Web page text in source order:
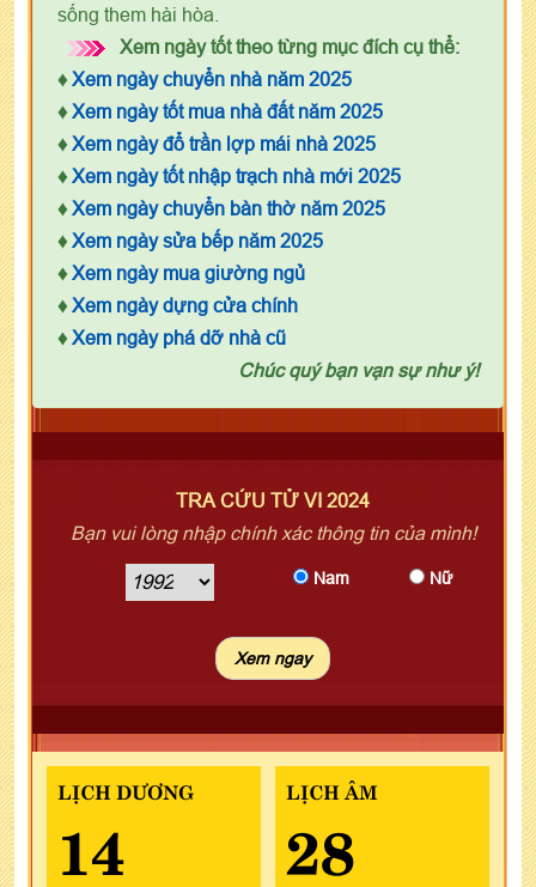
sống them hài hòa.
Xem ngày tốt theo từng mục đích cụ thể:
♦ Xem ngày chuyển nhà năm 2025
♦ Xem ngày tốt mua nhà đất năm 2025
♦ Xem ngày đổ trần lợp mái nhà 2025
♦ Xem ngày tốt nhập trạch nhà mới 2025
♦ Xem ngày chuyển bàn thờ năm 2025
♦ Xem ngày sửa bếp năm 2025
♦ Xem ngày mua giường ngủ
♦ Xem ngày dựng cửa chính
♦ Xem ngày phá dỡ nhà cũ
Chúc quý bạn vạn sự như ý!
TRA CỨU TỬ VI 2024
Bạn vui lòng nhập chính xác thông tin của mình!
Nam Nữ
LỊCH DƯƠNG
14
LỊCH ÂM
28